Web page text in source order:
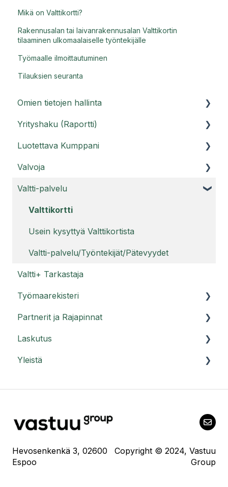
Mikä on Valttikortti?
Rakennusalan tai laivanrakennusalan Valttikortin
tilaaminen ulkomaalaiselle työntekijälle
Työmaalle ilmoittautuminen
Tilauksien seuranta
Omien tietojen hallinta
Asiakasportaali
Käyttäjätunnukset
Usein kysyttyä tilistä
Yrityshaku (Raportti)
Raporttihaku ja Raportti PRO
Usein kysyttyä Raportti-palvelusta
Usein kysyttyä Raportti PRO:sta
Luotettava Kumppani
Luotettava Kumppani -palvelu
Luotettava Kumppani Kestävyysraportti
Luotettava Kumppani Legal compliance -
palvelun ohjeet (palvelun aiempi versio)
Tilaajavastuuraportti
Usein kysyttyä tilaajavastuuraportista
Usein kysyttyä Luotettava Kumppani
Valvoja
Valvoja-ohjeet
Usein kysyttyä Valvojasta
Valtti-palvelu
Valttikortti
Usein kysyttyä Valttikortista
Valtti-palvelu/Työntekijät/Pätevyydet
Valtti+ Tarkastaja
Työmaarekisteri
Työmaarekisteri -
Yleisiä kysymyksiä Työmaarekisteristä -
Roolit työmaalla
Partnerit ja Rajapinnat
Ohjeet partnereille
Ohjeet Rajapinta-asiakkaille
Laskutus
Irtisanominen
Yleistä
Hevosenkenkä 3, 02600
Espoo
Copyright © 2024, Vastuu
Group